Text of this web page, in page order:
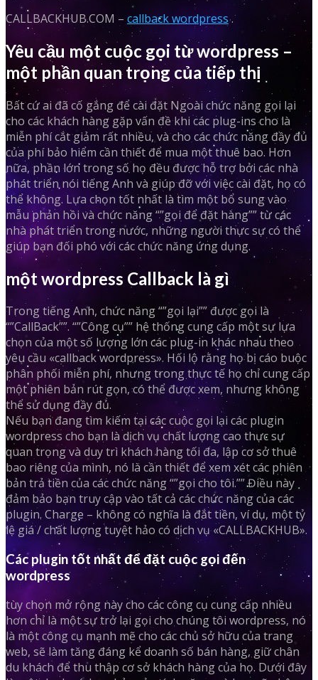
CALLBACKHUB.COM – callback wordpress.
Yêu cầu một cuộc gọi từ wordpress –
một phần quan trọng của tiếp thị
Bất cứ ai đã cố gắng để cài đặt Ngoài chức năng gọi lại
cho các khách hàng gặp vấn đề khi các plug-ins cho là
miễn phí cắt giảm rất nhiều, và cho các chức năng đầy đủ
của phí bảo hiểm cần thiết để mua một thuê bao. Hơn
nữa, phần lớn trong số họ đều được hỗ trợ bởi các nhà
phát triển nói tiếng Anh và giúp đỡ với việc cài đặt, họ có
thể không. Lựa chọn tốt nhất là tìm một bổ sung vào
mẫu phản hồi và chức năng “”gọi để đặt hàng”” từ các
nhà phát triển trong nước, những người thực sự có thể
giúp bạn đối phó với các chức năng ứng dụng.
một wordpress Callback là gì
Trong tiếng Anh, chức năng “”gọi lại”” được gọi là
“”CallBack””. “”Công cụ”” hệ thống cung cấp một sự lựa
chọn của một số lượng lớn các plug-in khác nhau theo
yêu cầu «callback wordpress». Hối lộ rằng họ bị cáo buộc
phân phối miễn phí, nhưng trong thực tế họ chỉ cung cấp
một phiên bản rút gọn, có thể được xem, nhưng không
thể sử dụng đầy đủ.
Nếu bạn đang tìm kiếm tại các cuộc gọi lại các plugin
wordpress cho bạn là dịch vụ chất lượng cao thực sự
quan trọng và duy trì khách hàng tối đa, lập cơ sở thuê
bao riêng của mình, nó là cần thiết để xem xét các phiên
bản trả tiền của các chức năng “”gọi cho tôi.”” Điều này
đảm bảo bạn truy cập vào tất cả các chức năng của các
plugin. Charge – không có nghĩa là đắt tiền, ví dụ, một tỷ
lệ giá / chất lượng tuyệt hảo có dịch vụ «CALLBACKHUB».
Các plugin tốt nhất để đặt cuộc gọi đến
wordpress
tùy chọn mở rộng này cho các công cụ cung cấp nhiều
hơn chỉ là một sự trở lại gọi cho chúng tôi wordpress, nó
là một công cụ mạnh mẽ cho các chủ sở hữu của trang
web, sẽ làm tăng đáng kể doanh số bán hàng, giữ chân
du khách để thu thập cơ sở khách hàng của họ. Dưới đây